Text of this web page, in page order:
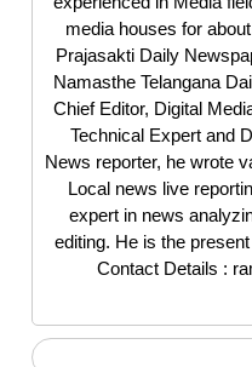
media houses for
Prajasakti Daily
Namasthe Telangana
Chief Editor, Digital
Technical Expert and
News reporter, he wrote
Local news live
expert in news
editing. He is the
Contact Details :